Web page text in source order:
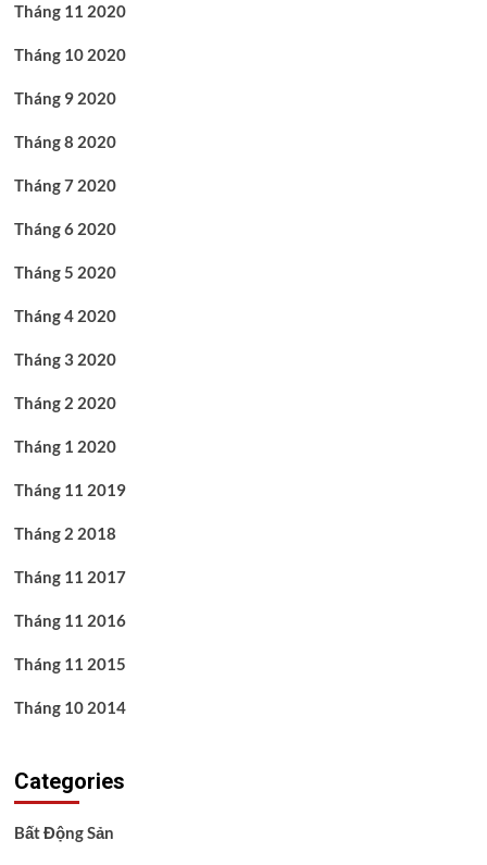
Tháng 11 2020
Tháng 10 2020
Tháng 9 2020
Tháng 8 2020
Tháng 7 2020
Tháng 6 2020
Tháng 5 2020
Tháng 4 2020
Tháng 3 2020
Tháng 2 2020
Tháng 1 2020
Tháng 11 2019
Tháng 2 2018
Tháng 11 2017
Tháng 11 2016
Tháng 11 2015
Tháng 10 2014
Categories
Bất Động Sản